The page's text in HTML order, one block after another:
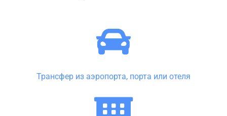
Трансфер из аэропорта, порта или отеля